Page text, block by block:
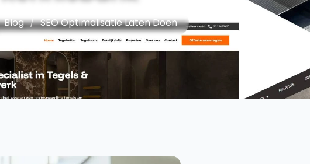
Blog / SEO Optimalisatie Laten Doen